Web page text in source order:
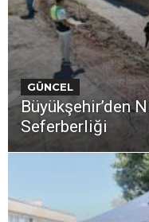
GÜNCEL
Büyükşehir’den
Seferberliği